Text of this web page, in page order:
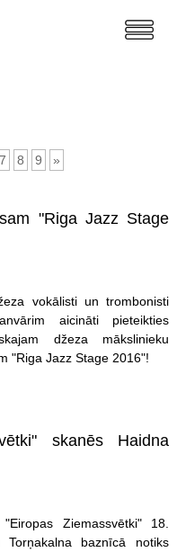
7 8 9 »
"Riga Jazz Stage
vokālisti un trombonisti
aicināti pieteikties
džeza mākslinieku
"Riga Jazz Stage 2016"!
skanēs Haidna
"Eiropas Ziemassvētki" 18.
Torņakalna baznīcā notiks